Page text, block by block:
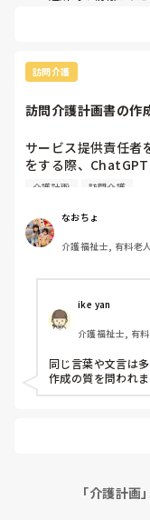
訪問介護
訪問介護計画書の作
サービス提供責任者
をする際、
しますか？
しまいます😰
介護計画 訪問介護
なおちょ
介護福祉士, 有料老
ike yan
介護福祉士, 有
同じ言葉や文言は
作成の質を問われま
「介護計